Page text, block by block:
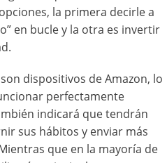
la primera decirle a
en bucle y la otra es invertir
dispositivos de Amazon, lo
perfectamente
indicará que tendrán
sus hábitos y enviar más
que en la mayoría de